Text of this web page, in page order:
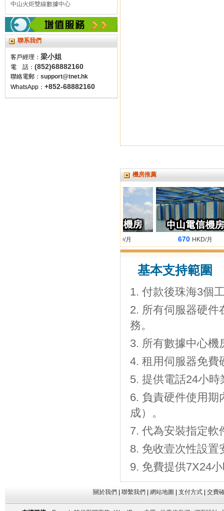
中山火炬雙線數據中心
聯系我們
客戶經理： 梁小姐
電 話： (852)68882160
聯絡電郵： support@tnet.hk
WhatsApp： +852-68882160
機房推薦
HKD/月 670HKD/月
基本支持範圍
付款後珠海3個
所有伺服器硬件
務。
所有數據中心機
租用伺服器免費
提供電話24小時
負責硬件使用期
成）。
代為安裝指定軟
免收壹次性設置
免費提供7X24
關於我們 聯繫我們 網站地圖 支付方式| 交費